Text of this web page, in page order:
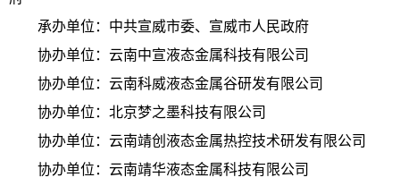
承办单位：中共宣威市委、宣威市人民政府
协办单位：云南中宣液态金属科技有限公司
协办单位：云南科威液态金属谷研发有限公司
协办单位：北京梦之墨科技有限公司
协办单位：云南靖创液态金属热控技术研发有限公司
协办单位：云南靖华液态金属科技有限公司